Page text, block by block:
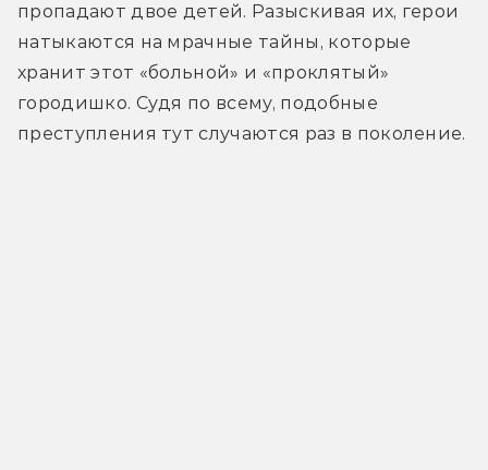
пропадают двое детей. Разыскивая их, герои
натыкаются на мрачные тайны, которые
хранит этот «больной» и «проклятый»
городишко. Судя по всему, подобные
преступления тут случаются раз в поколение.